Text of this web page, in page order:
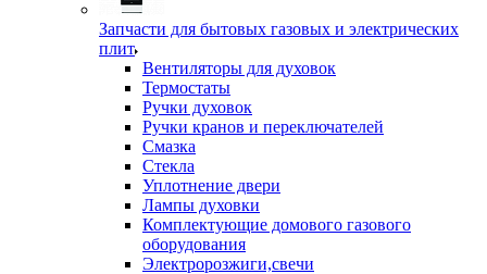
Запчасти для бытовых газовых и электрических
плит
Вентиляторы для духовок
Термостаты
Ручки духовок
Ручки кранов и переключателей
Смазка
Стекла
Уплотнение двери
Лампы духовки
Комплектующие домового газового
оборудования
Электророзжиги,свечи